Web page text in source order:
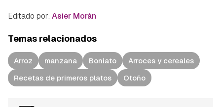
Editado por: Asier Morán
Temas relacionados
Arroz manzana Boniato
Arroces y cereales
Recetas de primeros platos
Otoño